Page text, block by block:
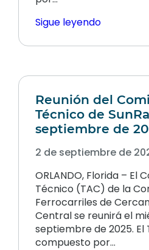
Sigue leyendo
Reunión del
Técnico de
septiembre de
2 de septiembre de
ORLANDO, Florida – El
Técnico (TAC) de la
Ferrocarriles de
Central se reunirá el
septiembre de 2025. El
compuesto por…